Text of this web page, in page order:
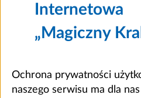
Internetowa
„Magiczny
Ochrona prywatności
naszego serwisu ma dla